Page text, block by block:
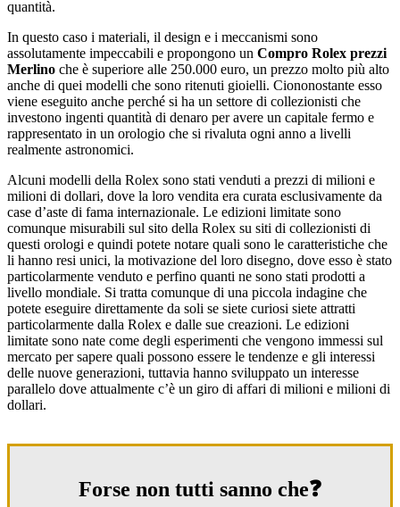
quantità.
In questo caso i materiali, il design e i meccanismi sono
assolutamente impeccabili e propongono un Compro Rolex prezzi
Merlino che è superiore alle 250.000 euro, un prezzo molto più alto
anche di quei modelli che sono ritenuti gioielli. Ciononostante esso
viene eseguito anche perché si ha un settore di collezionisti che
investono ingenti quantità di denaro per avere un capitale fermo e
rappresentato in un orologio che si rivaluta ogni anno a livelli
realmente astronomici.
Alcuni modelli della Rolex sono stati venduti a prezzi di milioni e
milioni di dollari, dove la loro vendita era curata esclusivamente da
case d’aste di fama internazionale. Le edizioni limitate sono
comunque misurabili sul sito della Rolex su siti di collezionisti di
questi orologi e quindi potete notare quali sono le caratteristiche che
li hanno resi unici, la motivazione del loro disegno, dove esso è stato
particolarmente venduto e perfino quanti ne sono stati prodotti a
livello mondiale. Si tratta comunque di una piccola indagine che
potete eseguire direttamente da soli se siete curiosi siete attratti
particolarmente dalla Rolex e dalle sue creazioni. Le edizioni
limitate sono nate come degli esperimenti che vengono immessi sul
mercato per sapere quali possono essere le tendenze e gli interessi
delle nuove generazioni, tuttavia hanno sviluppato un interesse
parallelo dove attualmente c’è un giro di affari di milioni e milioni di
dollari.
Forse non tutti sanno che❓